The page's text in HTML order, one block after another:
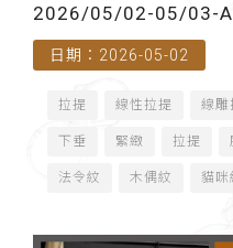
2026/05/02-05/03-
臺灣皮膚科醫學會春季
日期：2026-05-02
拉提 線性拉提 線雕
下垂 緊緻 拉提
法令紋 木偶紋 貓咪